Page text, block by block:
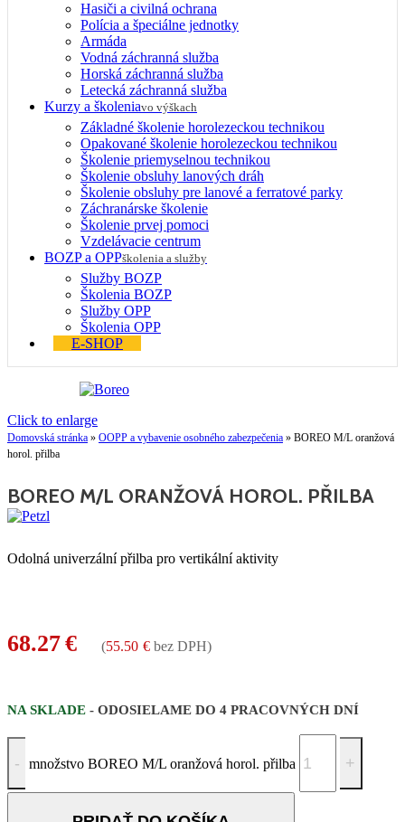
Hasiči a civilná ochrana
Polícia a špeciálne jednotky
Armáda
Vodná záchranná služba
Horská záchranná služba
Letecká záchranná služba
Kurzy a školeniavo výškach
Základné školenie horolezeckou technikou
Opakované školenie horolezeckou technikou
Školenie priemyselnou technikou
Školenie obsluhy lanových dráh
Školenie obsluhy pre lanové a ferratové parky
Záchranárske školenie
Školenie prvej pomoci
Vzdelávacie centrum
BOZP a OPPškolenia a služby
Služby BOZP
Školenia BOZP
Služby OPP
Školenia OPP
E-SHOP
Click to enlarge
Domovská stránka » OOPP a vybavenie osobného zabezpečenia » BOREO M/L oranžová
horol. přilba
BOREO M/L ORANŽOVÁ HOROL. PŘILBA
Odolná univerzální přilba pro vertikální aktivity
68.27€ (55.50 € bez DPH)
NA SKLADE - ODOSIELAME DO 4 PRACOVNÝCH DNÍ
množstvo BOREO M/L oranžová horol. přilba